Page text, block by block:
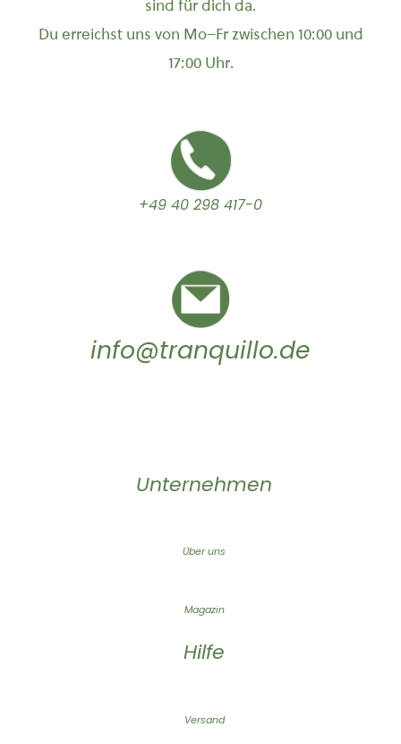
sind für dich da.
Du erreichst uns von Mo–Fr zwischen 10:00 und
17:00 Uhr.
+49 40 298 417-0
info@tranquillo.de
Unternehmen
Über uns
Magazin
Hilfe
Versand